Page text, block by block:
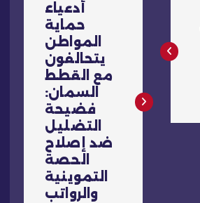
أدعياء
حماية
المواطن
يتحالفون
مع القطط
السمان:
فضيحة
التضليل
ضد إصلاح
الحصة
التموينية
والرواتب